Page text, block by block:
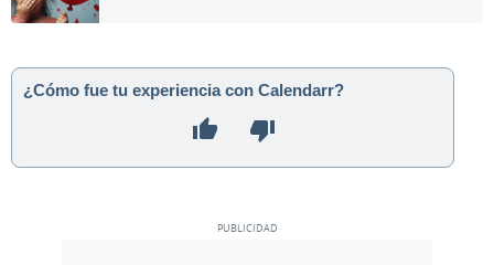
¿Cómo fue tu experiencia con Calendarr?